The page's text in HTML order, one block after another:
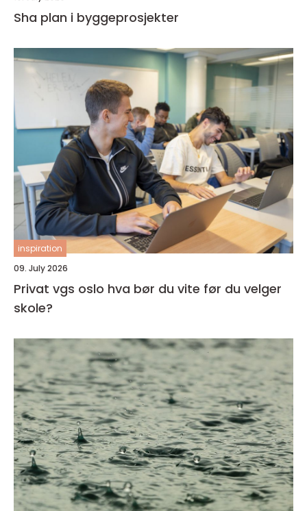
Sha plan i byggeprosjekter
inspiration
09. July 2026
Privat vgs oslo hva bør du vite før du velger
skole?